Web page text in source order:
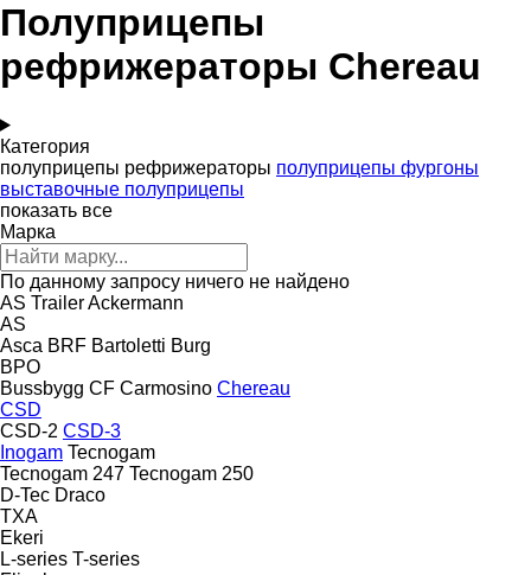
Полуприцепы
рефрижераторы Chereau
Категория
полуприцепы рефрижераторы полуприцепы фургоны
выставочные полуприцепы
показать все
Марка
По данному запросу ничего не найдено
AS TrailerAckermann
AS
Asca BRF Bartoletti Burg
BPO
Bussbygg CF Carmosino Chereau
CSD
CSD-2 CSD-3
Inogam Tecnogam
Tecnogam 247 Tecnogam 250
D-Tec Draco
TXA
Ekeri
L-series T-series